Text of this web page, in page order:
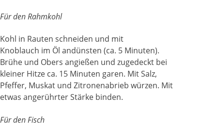
Für den Rahmkohl
Kohl in Rauten schneiden und mit
Knoblauch im Öl andünsten (ca. 5 Minuten).
Brühe und Obers angießen und zugedeckt bei
kleiner Hitze ca. 15 Minuten garen. Mit Salz,
Pfeffer, Muskat und Zitronenabrieb würzen. Mit
etwas angerührter Stärke binden.
Für den Fisch